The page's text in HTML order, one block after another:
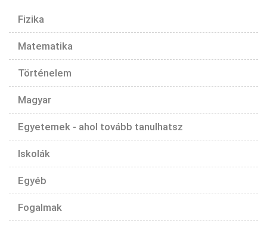
Fizika
Matematika
Történelem
Magyar
Egyetemek - ahol tovább tanulhatsz
Iskolák
Egyéb
Fogalmak